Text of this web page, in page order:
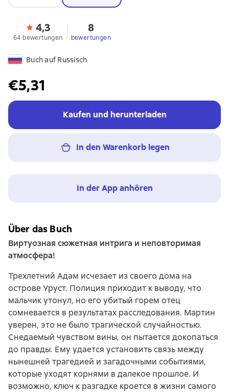
4,3
64 bewertungen
8
bewertungen
Buch auf Russisch
€5,31
Kaufen und herunterladen
In den Warenkorb legen
In der App anhören
Über das Buch
Виртуозная сюжетная интрига и неповторимая
атмосфера!
Трехлетний Адам исчезает из своего дома на
острове Уруст. Полиция приходит к выводу, что
мальчик утонул, но его убитый горем отец
сомневается в результатах расследования. Мартин
уверен, это не было трагической случайностью.
Снедаемый чувством вины, он пытается докопаться
до правды. Ему удается установить связь между
нынешней трагедией и загадочными событиями,
которые уходят корнями в далекое прошлое. И
возможно, ключ к разгадке кроется в жизни самого